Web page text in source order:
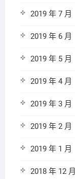
2019 年 7 月
2019 年 6 月
2019 年 5 月
2019 年 4 月
2019 年 3 月
2019 年 2 月
2019 年 1 月
2018 年 12 月